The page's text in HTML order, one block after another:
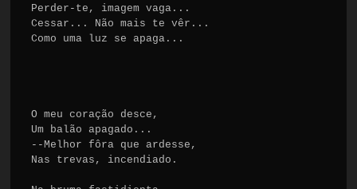
Perder-te, imagem vaga...
Cessar... Não mais te vêr...
Como uma luz se apaga...
O meu coração desce,
Um balão apagado...
--Melhor fôra que ardesse,
Nas trevas, incendiado.